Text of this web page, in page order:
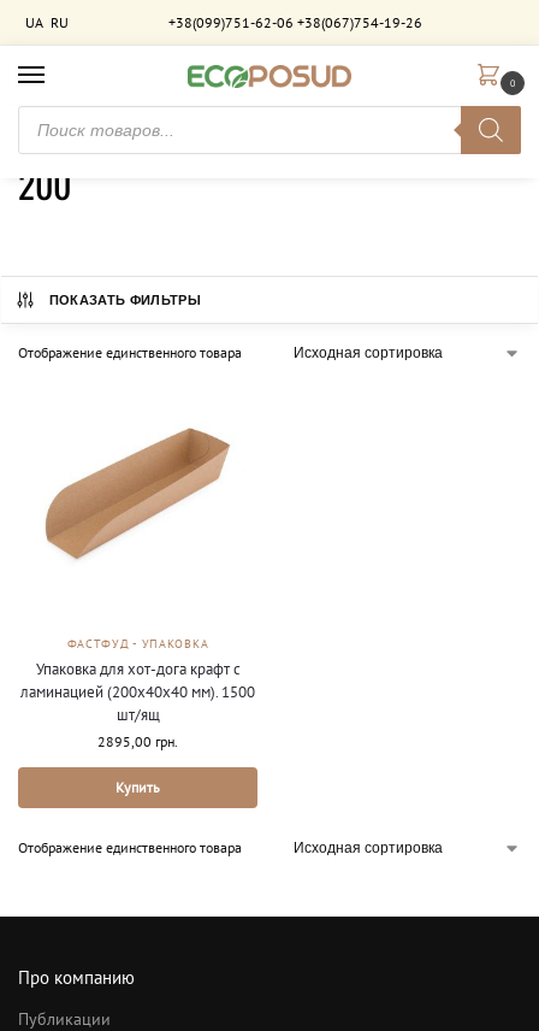
UA RU +38(099)751-62-06 +38(067)754-19-26
0
Главная / Товар Довжина (мм)
200
ПОКАЗАТЬ ФИЛЬТРЫ
Отображение единственного товара
ФАСТФУД - УПАКОВКА
Упаковка для хот-дога крафт с
ламинацией (200х40х40 мм). 1500
шт/ящ
2895,00 грн.
Купить
Отображение единственного товара
Про компанию
Публикации